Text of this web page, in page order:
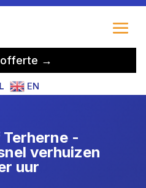
offerte →
EN
-
verhuizen
uur